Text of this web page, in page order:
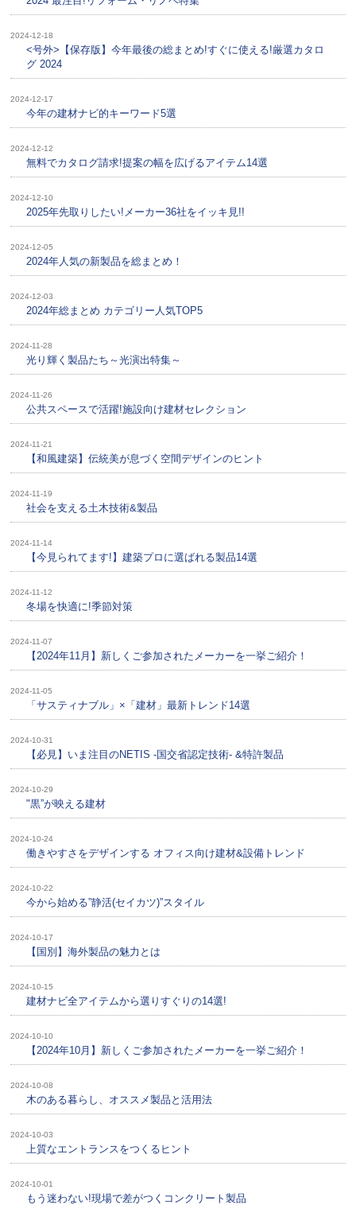
2024-12-18
<号外>【保存版】今年最後の総まとめ!すぐに使える!厳選カタロ
グ 2024
2024-12-17
今年の建材ナビ的キーワード5選
2024-12-12
無料でカタログ請求!提案の幅を広げるアイテム14選
2024-12-10
2025年先取りしたい!メーカー36社をイッキ見!!
2024-12-05
2024年人気の新製品を総まとめ！
2024-12-03
2024年総まとめ カテゴリー人気TOP5
2024-11-28
光り輝く製品たち～光演出特集～
2024-11-26
公共スペースで活躍!施設向け建材セレクション
2024-11-21
【和風建築】伝統美が息づく空間デザインのヒント
2024-11-19
社会を支える土木技術&製品
2024-11-14
【今見られてます!】建築プロに選ばれる製品14選
2024-11-12
冬場を快適に!季節対策
2024-11-07
【2024年11月】新しくご参加されたメーカーを一挙ご紹介！
2024-11-05
「サスティナブル」×「建材」最新トレンド14選
2024-10-31
【必見】いま注目のNETIS -国交省認定技術- &特許製品
2024-10-29
"黒”が映える建材
2024-10-24
働きやすさをデザインする オフィス向け建材&設備トレンド
2024-10-22
今から始める”静活(セイカツ)”スタイル
2024-10-17
【国別】海外製品の魅力とは
2024-10-15
建材ナビ全アイテムから選りすぐりの14選!
2024-10-10
【2024年10月】新しくご参加されたメーカーを一挙ご紹介！
2024-10-08
木のある暮らし、オススメ製品と活用法
2024-10-03
上質なエントランスをつくるヒント
2024-10-01
もう迷わない!現場で差がつくコンクリート製品